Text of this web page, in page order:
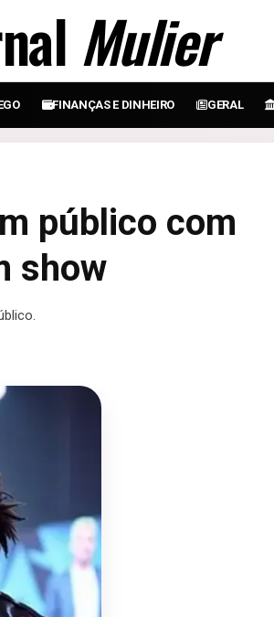
Mulier
FINANÇAS E DINHEIRO GERAL
público com
show